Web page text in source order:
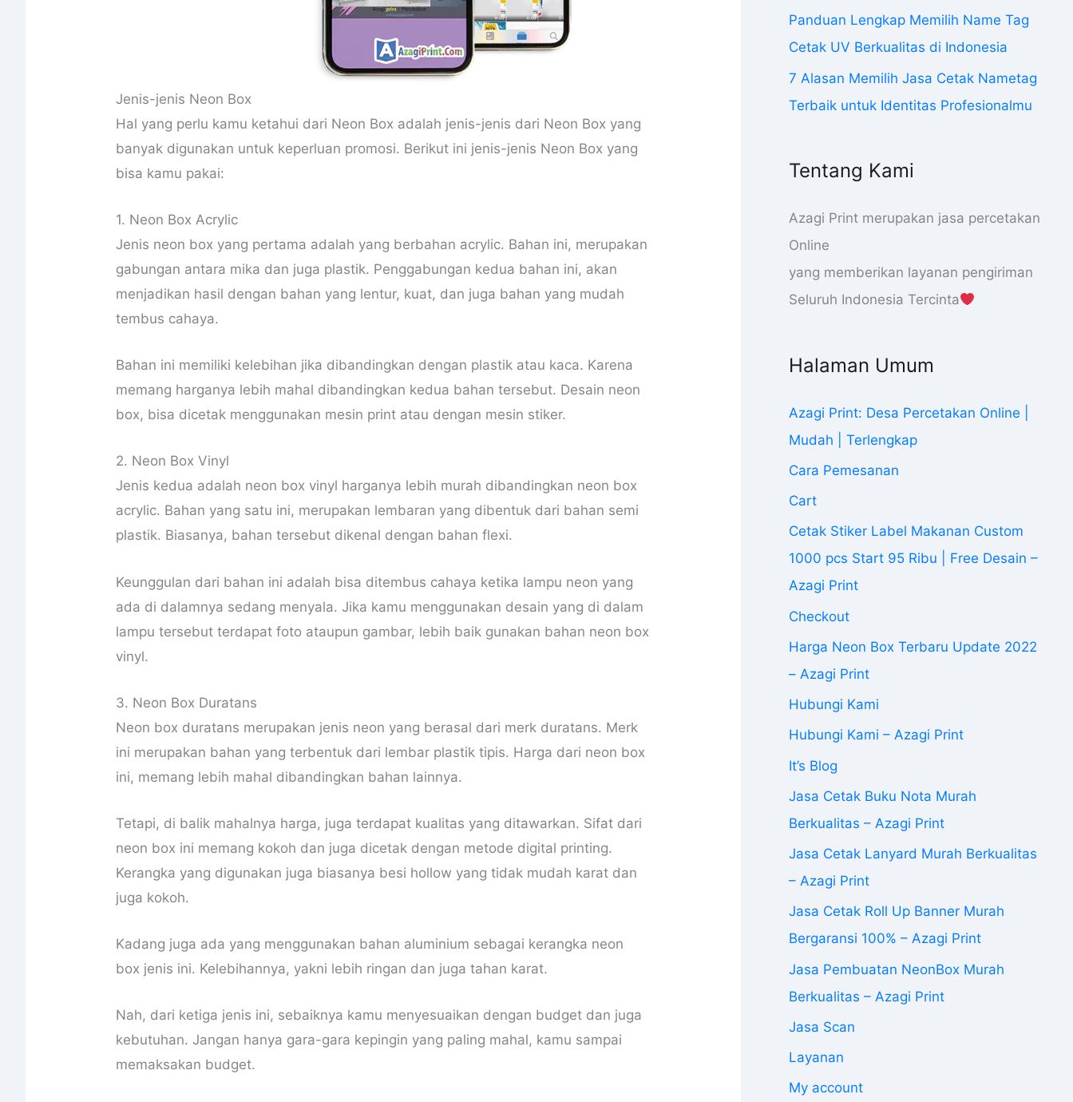
Jenis-jenis Neon Box
Hal yang perlu kamu ketahui dari Neon Box adalah jenis-jenis dari Neon Box yang
banyak digunakan untuk keperluan promosi. Berikut ini jenis-jenis Neon Box yang
bisa kamu pakai:
1. Neon Box Acrylic
Jenis neon box yang pertama adalah yang berbahan acrylic. Bahan ini, merupakan
gabungan antara mika dan juga plastik. Penggabungan kedua bahan ini, akan
menjadikan hasil dengan bahan yang lentur, kuat, dan juga bahan yang mudah
tembus cahaya.
Bahan ini memiliki kelebihan jika dibandingkan dengan plastik atau kaca. Karena
memang harganya lebih mahal dibandingkan kedua bahan tersebut. Desain neon
box, bisa dicetak menggunakan mesin print atau dengan mesin stiker.
2. Neon Box Vinyl
Jenis kedua adalah neon box vinyl harganya lebih murah dibandingkan neon box
acrylic. Bahan yang satu ini, merupakan lembaran yang dibentuk dari bahan semi
plastik. Biasanya, bahan tersebut dikenal dengan bahan flexi.
Keunggulan dari bahan ini adalah bisa ditembus cahaya ketika lampu neon yang
ada di dalamnya sedang menyala. Jika kamu menggunakan desain yang di dalam
lampu tersebut terdapat foto ataupun gambar, lebih baik gunakan bahan neon box
vinyl.
3. Neon Box Duratans
Neon box duratans merupakan jenis neon yang berasal dari merk duratans. Merk
ini merupakan bahan yang terbentuk dari lembar plastik tipis. Harga dari neon box
ini, memang lebih mahal dibandingkan bahan lainnya.
Tetapi, di balik mahalnya harga, juga terdapat kualitas yang ditawarkan. Sifat dari
neon box ini memang kokoh dan juga dicetak dengan metode digital printing.
Kerangka yang digunakan juga biasanya besi hollow yang tidak mudah karat dan
juga kokoh.
Kadang juga ada yang menggunakan bahan aluminium sebagai kerangka neon
box jenis ini. Kelebihannya, yakni lebih ringan dan juga tahan karat.
Nah, dari ketiga jenis ini, sebaiknya kamu menyesuaikan dengan budget dan juga
kebutuhan. Jangan hanya gara-gara kepingin yang paling mahal, kamu sampai
memaksakan budget.
Panduan Lengkap Memilih Name Tag
Cetak UV Berkualitas di Indonesia
7 Alasan Memilih Jasa Cetak Nametag
Terbaik untuk Identitas Profesionalmu
Tentang Kami
Azagi Print merupakan jasa percetakan
Online
yang memberikan layanan pengiriman
Seluruh Indonesia Tercinta
Halaman Umum
Azagi Print: Desa Percetakan Online |
Mudah | Terlengkap
Cara Pemesanan
Cart
Cetak Stiker Label Makanan Custom
1000 pcs Start 95 Ribu | Free Desain –
Azagi Print
Checkout
Harga Neon Box Terbaru Update 2022
– Azagi Print
Hubungi Kami
Hubungi Kami – Azagi Print
It’s Blog
Jasa Cetak Buku Nota Murah
Berkualitas – Azagi Print
Jasa Cetak Lanyard Murah Berkualitas
– Azagi Print
Jasa Cetak Roll Up Banner Murah
Bergaransi 100% – Azagi Print
Jasa Pembuatan NeonBox Murah
Berkualitas – Azagi Print
Jasa Scan
Layanan
My account